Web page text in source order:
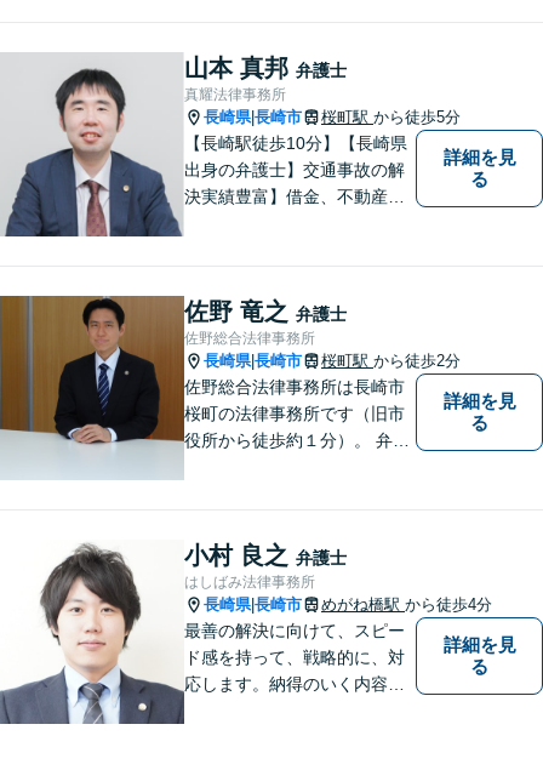
い。各種専門家と連携し、ス
ムーズな解決を目指します。
山本 真邦 弁護士
真耀法律事務所
長崎県|長崎市 桜町駅 から徒歩5分
【長崎駅徒歩10分】【長崎県
出身の弁護士】交通事故の解
決実績豊富】借金、不動産、
い、解決まで二人三脚でサポ
ートします。◆近隣駐車場あ
り
詳細を見
る
佐野 竜之 弁護士
佐野総合法律事務所
長崎県|長崎市 桜町駅 から徒歩2分
佐野総合法律事務所は長崎市
桜町の法律事務所です（旧市
役所から徒歩約１分）。 弁護
法テラスを利用しての無料相
談がご利用いただけます。 費
用の点も含めて、ご相談くだ
さい。
詳細を見
る
小村 良之 弁護士
はしばみ法律事務所
長崎県|長崎市 めがね橋駅 から徒歩4分
最善の解決に向けて、スピー
ド感を持って、戦略的に、対
応します。納得のいく内容と
詳細を見
る